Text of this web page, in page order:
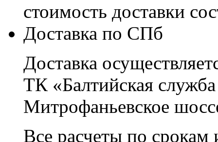
стоимость доставки
Доставка по СПб
Доставка
ТК «Балтийская
Митрофаньевское
Все расчеты по срокам